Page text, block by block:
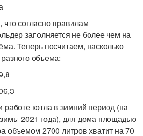
что согласно правилам
заполняется не более чем на
Теперь посчитаем, насколько
разного объема:
работе котла в зимний период (на
2021 года), для дома площадью
объемом 2700 литров хватит на 70